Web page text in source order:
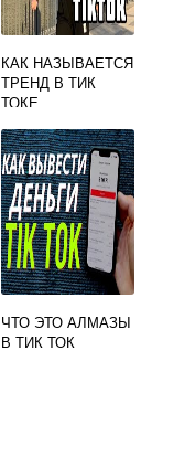
КАК НАЗЫВАЕТСЯ
ТРЕНД В ТИК
ТОКЕ
ЧТО ЭТО АЛМАЗЫ
В ТИК ТОК